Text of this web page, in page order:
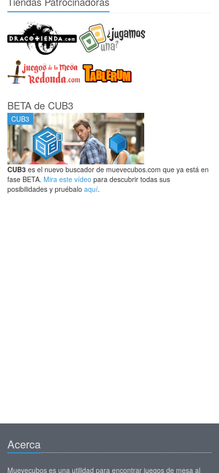
BETA de CUB3
CUB3
CUB3 es el nuevo buscador de muevecubos.com que ya está en
fase BETA. Mira este vídeo para descubrir todas sus
posibilidades y pruébalo aquí.
Acerca
Muevecubos es una utilidad para encontrar juegos de mesa al